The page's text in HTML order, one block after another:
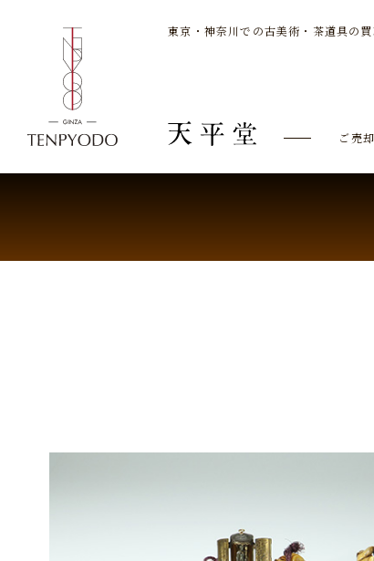
東京・神奈川での古美術・茶道具の
ご売